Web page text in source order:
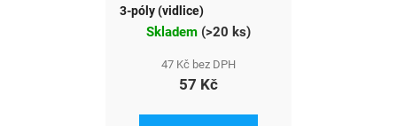
3-póly (vidlice)
Skladem (>20 ks)
47 Kč bez DPH
57 Kč